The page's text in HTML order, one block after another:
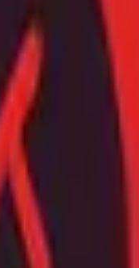
שכבר מאות רוכבים
(שווי ₪50) לשימוש
כך אתה נהנה משירות
לזמן מוגבל ועומדת